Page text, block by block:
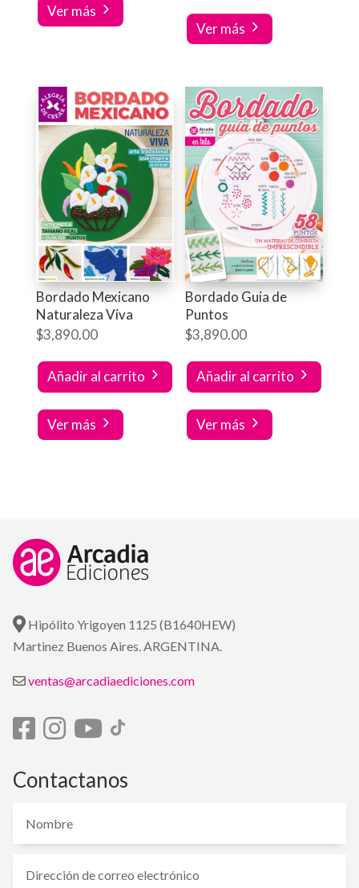
Ver más
Ver más
Bordado Mexicano
Naturaleza Viva
$3,890.00
Añadir al carrito
Ver más
Bordado Guia de
Puntos
$3,890.00
Añadir al carrito
Ver más
Hipólito Yrigoyen 1125 (B1640HEW)
Martinez Buenos Aires. ARGENTINA.
ventas@arcadiaediciones.com
Contactanos